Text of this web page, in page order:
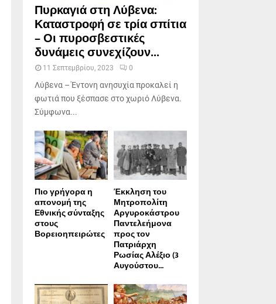
Πυρκαγιά στη Λύβενα:
Καταστροφή σε τρία σπίτια
– Οι πυροσβεστικές
δυνάμεις συνεχίζουν...
11 Σεπτεμβρίου, 2023 0
Λύβενα – Έντονη ανησυχία προκαλεί η
φωτιά που ξέσπασε στο χωριό Λύβενα.
Σύμφωνα...
Πιο γρήγορα η
απονοµή της
Εθνικής σύνταξης
στους
Βορειοηπειρώτες
Έκκληση του
Μητροπολίτη
Αργυροκάστρου
Παντελεήμονα
προς τον
Πατριάρχη
Ρωσίας Αλέξιο (3
Αυγούστου...